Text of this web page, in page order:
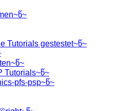
Tutorials gestestet~წ~
Tutorials~წ~
pfs-psp~წ~